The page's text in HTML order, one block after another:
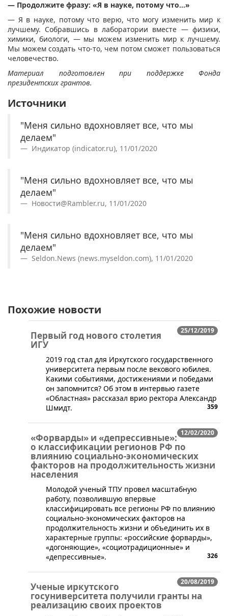
— Продолжите фразу: «Я в науке, потому что…»
— Я в науке, потому что верю, что могу изменить мир к
лучшему. Собравшись в лаборатории вместе — физики,
химики, биологи, — мы можем изменить мир к лучшему.
Мы можем создать что-то, чем потом сможет пользоваться
человечество.
Материал подготовлен при поддержке Фонда
президентских грантов.
Источники
"Меня сильно вдохновляет все, что мы
делаем"
Индикатор (indicator.ru), 11/01/2020
"Меня сильно вдохновляет все, что мы
делаем"
Новости@Rambler.ru, 11/01/2020
"Меня сильно вдохновляет все, что мы
делаем"
Seldon.News (news.myseldon.com), 11/01/2020
Похожие новости
25/12/2019
Первый год нового столетия
ИГУ
2019 год стал для Иркутского государственного
университета первым после векового юбилея.
Какими событиями, достижениями и победами
он запомнится? Об этом в интервью газете
«Областная» рассказал врио ректора Александр
Шмидт.
359
12/02/2020
«Форварды» и «депрессивные»:
о классификации регионов РФ по
влиянию социально-экономических
факторов на продолжительность жизни
населения
​Молодой ученый ТПУ провел масштабную
работу, позволившую впервые
классифицировать все регионы РФ по влиянию
социально-экономических факторов на
продолжительность жизни и объединить их в
характерные группы: «российские форварды»,
«догоняющие», «социотрадиционные» и
«депрессивные».
326
20/08/2019
Ученые иркутского
госуниверситета получили гранты на
реализацию своих проектов